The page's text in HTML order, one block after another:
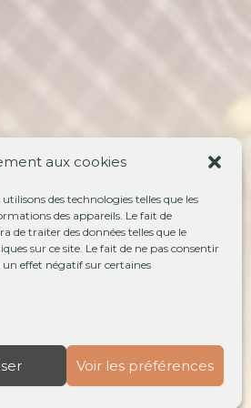
aux cookies
des technologies telles que les
des appareils. Le fait de
de traiter des données telles que le
sur ce site. Le fait de ne pas consentir
effet négatif sur certaines
Voir les préférences